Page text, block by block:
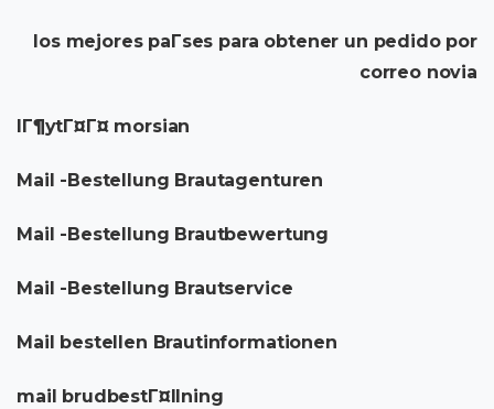
los mejores paГ­ses para obtener un pedido por
correo novia
lГ¶ytГ¤Г¤ morsian
Mail -Bestellung Brautagenturen
Mail -Bestellung Brautbewertung
Mail -Bestellung Brautservice
Mail bestellen Brautinformationen
mail brudbestГ¤llning